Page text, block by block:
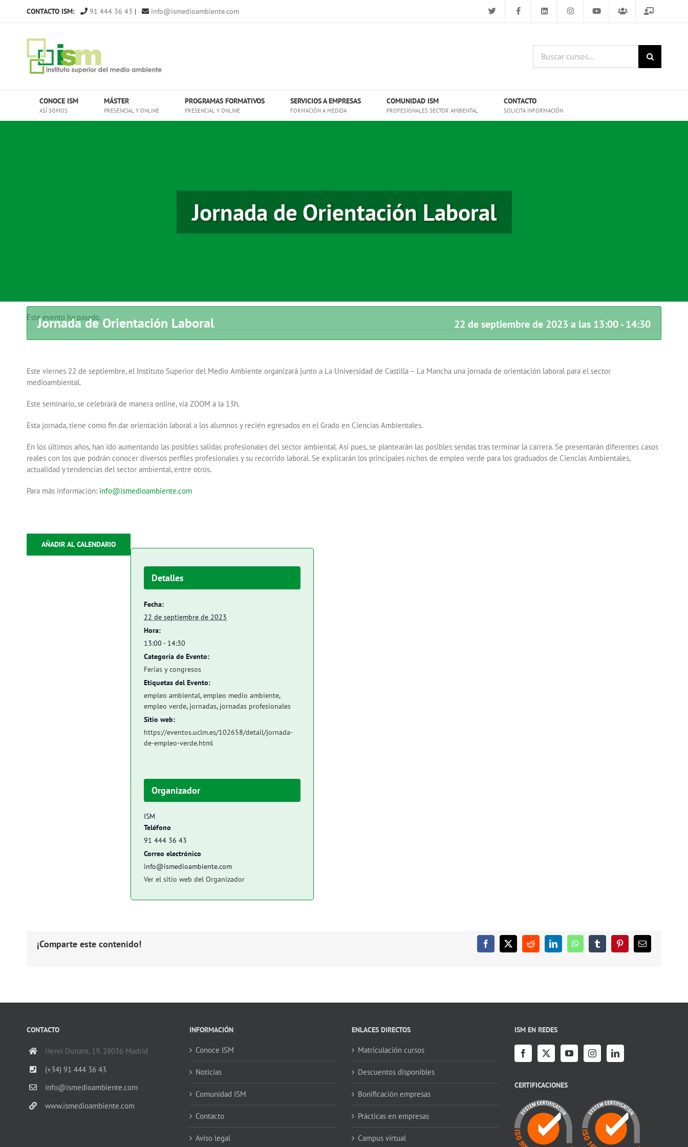
CONTACTO ISM: 91 444 36 43 | info@ismedioambiente.com
cursos:
CONOCE ISM
ASÍ SOMOS
MÁSTER
PRESENCIAL Y ONLINE
PROGRAMAS FORMATIVOS
PRESENCIAL Y ONLINE
SERVICIOS A EMPRESAS
FORMACIÓN A MEDIDA
COMUNIDAD ISM
PROFESIONALES SECTOR AMBIENTAL
CONTACTO
SOLICITA INFORMACIÓN
Jornada de Orientación Laboral
Este evento ha pasado.
Jornada de Orientación Laboral 22 de septiembre de 2023 a las 13:00-14:30
Este viernes 22 de septiembre, el Instituto Superior del Medio Ambiente organizará junto a La Universidad de Castilla – La Mancha una jornada de orientación laboral para el sector
medioambiental.
Este seminario, se celebrará de manera online, vía ZOOM a la 13h.
Esta jornada, tiene como fin dar orientación laboral a los alumnos y recién egresados en el Grado en Ciencias Ambientales.
En los últimos años, han ido aumentando las posibles salidas profesionales del sector ambiental. Así pues, se plantearán las posibles sendas tras terminar la carrera. Se presentarán diferentes casos
reales con los que podrán conocer diversos perfiles profesionales y su recorrido laboral. Se explicarán los principales nichos de empleo verde para los graduados de Ciencias Ambientales,
actualidad y tendencias del sector ambiental, entre otros.
Para más información: info@ismedioambiente.com
AÑADIR AL CALENDARIO
Detalles
Fecha:
22 de septiembre de 2023
Hora:
13:00 - 14:30
Categoría de Evento:
Ferias y congresos
Etiquetas del Evento:
empleo ambiental,empleo medio ambiente,
empleo verde, jornadas, jornadas profesionales
Sitio web:
https://eventos.uclm.es/102658/detail/jornada-
de-empleo-verde.html
Organizador
ISM
Teléfono
91 444 36 43
Correo electrónico
info@ismedioambiente.com
Ver el sitio web del Organizador
¡Comparte este contenido! Facebook
X RedditLinkedInWhatsAppTumblrPinterestCorreo
electrónico
CONTACTO
Henri Dunant, 19. 28036 Madrid
(+34) 91 444 36 43
info@ismedioambiente.com
www.ismedioambiente.com
INFORMACIÓN
Conoce ISM
Noticias
Comunidad ISM
Contacto
Aviso legal
ENLACES DIRECTOS
Matriculación cursos
Descuentos disponibles
Bonificación empresas
Prácticas en empresas
Campus virtual
ISM EN REDES
CERTIFICACIONES